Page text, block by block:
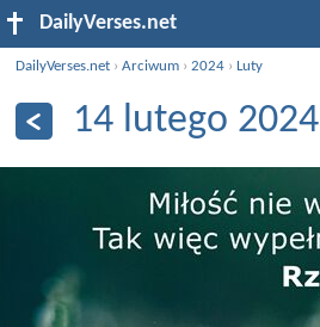
DailyVerses.net
DailyVerses.net ›Arciwum ›2024 ›Luty
14 lutego 2024